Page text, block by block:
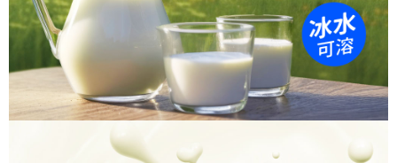
時審查核予不同之上限額度；若仍有額度不足之情形，本公司將視審查結果
請求用戶進行身份認證。
５．嚴禁一人註冊多個帳號或使用他人資訊註冊。若發現惡意使用之情形，
恩沛科技股份有限公司將有權停止該用戶之使用額度並採取法律行動。